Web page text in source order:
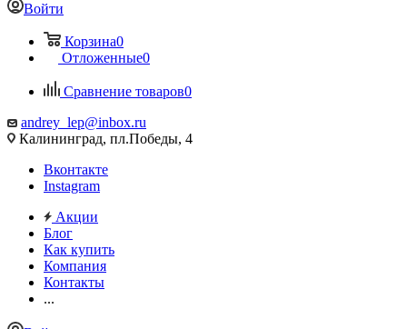
Войти
Корзина0
Отложенные0
Сравнение товаров0
andrey_lep@inbox.ru
Калининград, пл.Победы, 4
Вконтакте
Instagram
Акции
Блог
Как купить
Компания
Контакты
...